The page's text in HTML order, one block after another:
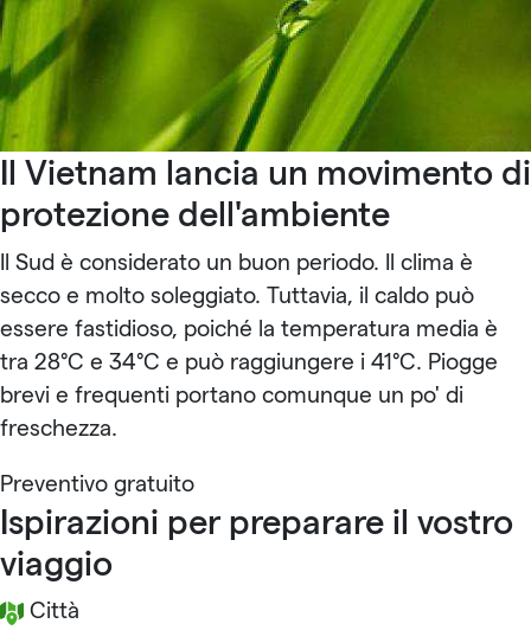
Il Vietnam lancia un movimento di
protezione dell'ambiente
Il Sud è considerato un buon periodo. Il clima è
secco e molto soleggiato. Tuttavia, il caldo può
essere fastidioso, poiché la temperatura media è
tra 28°C e 34°C e può raggiungere i 41°C. Piogge
brevi e frequenti portano comunque un po' di
freschezza.
Preventivo gratuito
Ispirazioni per preparare il vostro
viaggio
Città